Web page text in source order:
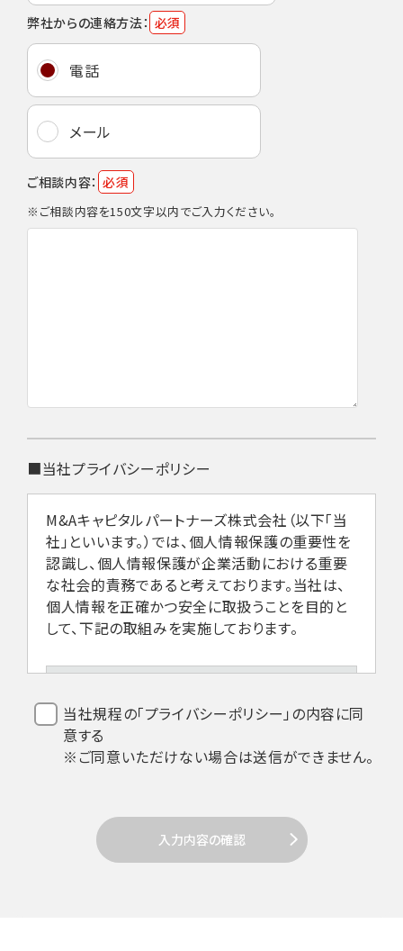
弊社からの連絡方法： 必須
電話
メール
ご相談内容： 必須
※ご相談内容を150文字以内でご入力ください。
■当社プライバシーポリシー
M&Aキャピタルパートナーズ株式会社（以下「当
社」といいます。）では、個人情報保護の重要性を
認識し、個人情報保護が企業活動における重要
な社会的責務であると考えております。当社は、
個人情報を正確かつ安全に取扱うことを目的と
して、下記の取組みを実施しております。
当社は、個人情報を取扱うにあたり、個人
当社規程の「プライバシーポリシー」の内容に同
意する
※ご同意いただけない場合は送信ができません。
入力内容の確認